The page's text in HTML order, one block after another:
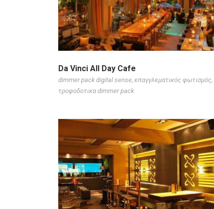
Da Vinci All Day Cafe
dimmer pack digital sense επαγγλεματικός φωτισμός
τροφοδοτικα dimmer pack